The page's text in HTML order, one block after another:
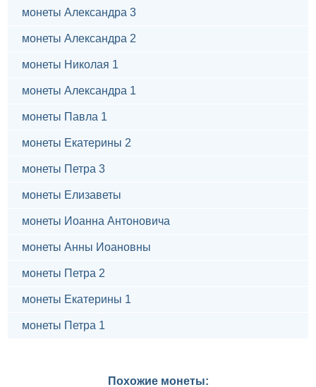
монеты Александра 3
монеты Александра 2
монеты Николая 1
монеты Александра 1
монеты Павла 1
монеты Екатерины 2
монеты Петра 3
монеты Елизаветы
монеты Иоанна Антоновича
монеты Анны Иоановны
монеты Петра 2
монеты Екатерины 1
монеты Петра 1
Похожие монеты: